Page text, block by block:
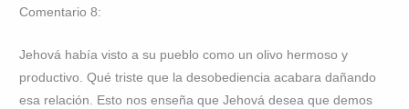
Comentario 8:
Jehová había visto a su pueblo como un olivo hermoso y
productivo. Qué triste que la desobediencia acabara dañando
esa relación. Esto nos enseña que Jehová desea que demos